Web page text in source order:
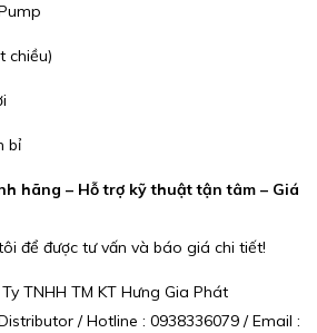
chiều)
bỉ
hãng – Hỗ trợ kỹ thuật tận tâm – Giá
để được tư vấn và báo giá chi tiết!
TNHH TM KT Hưng Gia Phát
/ Hotline : 0938336079 / Email :